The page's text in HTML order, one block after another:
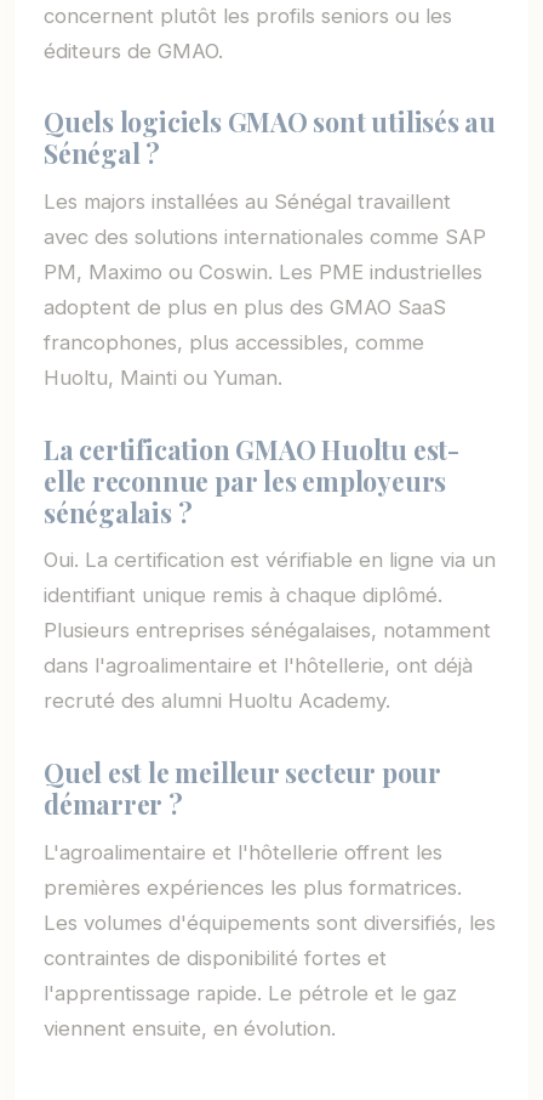
concernent plutôt les profils seniors ou les
éditeurs de GMAO.
Quels logiciels GMAO sont utilisés au
Sénégal ?
Les majors installées au Sénégal travaillent
avec des solutions internationales comme SAP
PM, Maximo ou Coswin. Les PME industrielles
adoptent de plus en plus des GMAO SaaS
francophones, plus accessibles, comme
Huoltu, Mainti ou Yuman.
La certification GMAO Huoltu est-
elle reconnue par les employeurs
sénégalais ?
Oui. La certification est vérifiable en ligne via un
identifiant unique remis à chaque diplômé.
Plusieurs entreprises sénégalaises, notamment
dans l'agroalimentaire et l'hôtellerie, ont déjà
recruté des alumni Huoltu Academy.
Quel est le meilleur secteur pour
démarrer ?
L'agroalimentaire et l'hôtellerie offrent les
premières expériences les plus formatrices.
Les volumes d'équipements sont diversifiés, les
contraintes de disponibilité fortes et
l'apprentissage rapide. Le pétrole et le gaz
viennent ensuite, en évolution.